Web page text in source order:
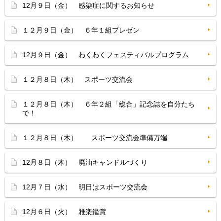
12月９日（金） 感染症に関するお知らせ
１２月９日（金） ６年１組プレゼン
12月９日（金） わくわくフェスティバルプログラム
１２月８日（木） スポーツ交流会
１２月８日（木） ６年２組「総合」記念誌を自分たち
で！
１２月８日（木） スポーツ交流会準備万端
12月８日（木） 廃油キャンドルづくり
12月７日（水） 明日はスポーツ交流会
12月６日（火） 雅楽鑑賞